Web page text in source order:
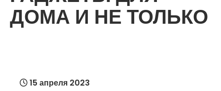
ДОМА И НЕ ТОЛЬКО
15 апреля 2023